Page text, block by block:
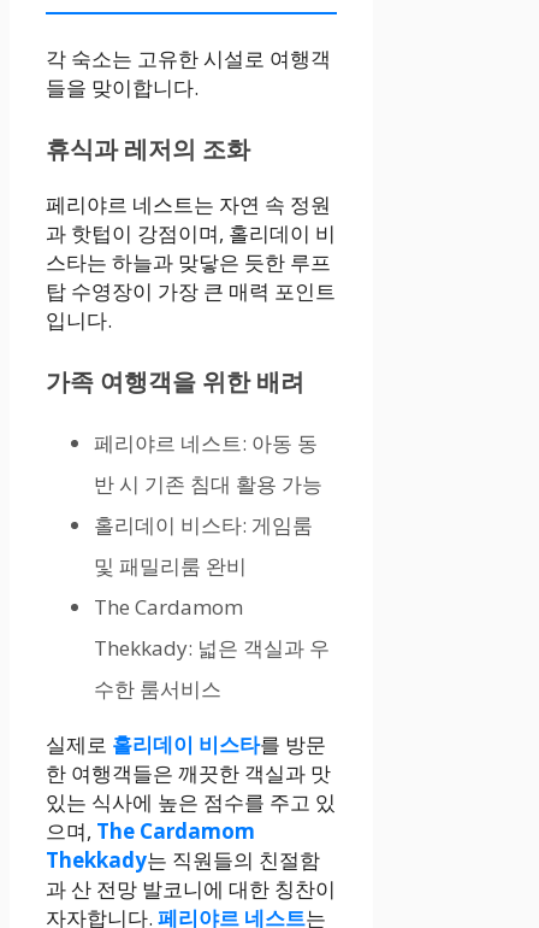
각 숙소는 고유한 시설로 여행객
들을 맞이합니다.
휴식과 레저의 조화
페리야르 네스트는 자연 속 정원
과 핫텁이 강점이며, 홀리데이 비
스타는 하늘과 맞닿은 듯한 루프
탑 수영장이 가장 큰 매력 포인트
입니다.
가족 여행객을 위한 배려
페리야르 네스트: 아동 동
반 시 기존 침대 활용 가능
홀리데이 비스타: 게임룸
및 패밀리룸 완비
The Cardamom
Thekkady: 넓은 객실과 우
수한 룸서비스
실제로 홀리데이 비스타를 방문
한 여행객들은 깨끗한 객실과 맛
있는 식사에 높은 점수를 주고 있
으며, The Cardamom
Thekkady는 직원들의 친절함
과 산 전망 발코니에 대한 칭찬이
자자합니다. 페리야르 네스트는